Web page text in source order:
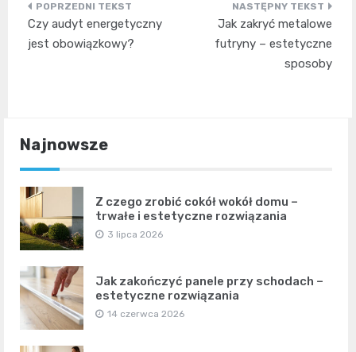
Nawigacja
wpisu
Czy audyt energetyczny
jest obowiązkowy?
Jak zakryć metalowe
futryny – estetyczne
sposoby
Najnowsze
Z czego zrobić cokół wokół domu –
trwałe i estetyczne rozwiązania
3 lipca 2026
Jak zakończyć panele przy schodach –
estetyczne rozwiązania
14 czerwca 2026